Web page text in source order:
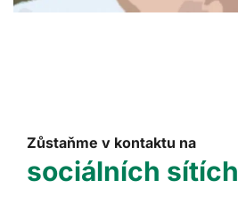
Zůstaňme v kontaktu na
sociálních sítích